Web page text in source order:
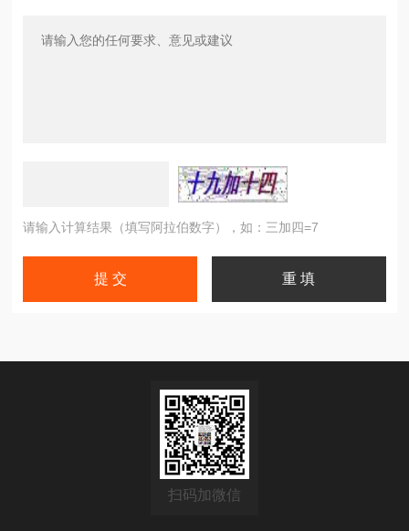
请输入计算结果（填写阿拉伯数字），如：三加四=7
扫码加微信